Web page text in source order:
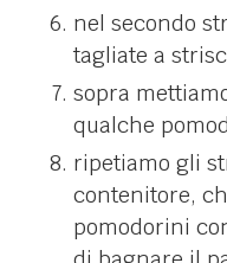
nel secondo
tagliate a
sopra
qualche
ripetiamo gli
contenitore,
pomodorini